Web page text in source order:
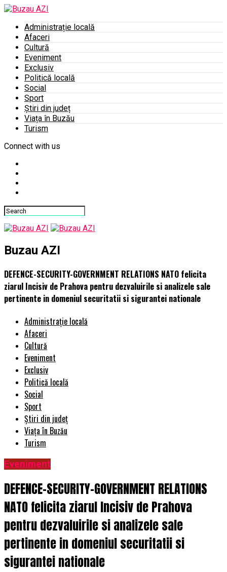
Administrație locală
Afaceri
Cultură
Eveniment
Exclusiv
Politică locală
Social
Sport
Știri din județ
Viața în Buzău
Turism
Connect with us
Buzau AZI
DEFENCE-SECURITY-GOVERNMENT RELATIONS NATO felicita
ziarul Incisiv de Prahova pentru dezvaluirile si analizele sale
pertinente in domeniul securitatii si sigurantei nationale
Administrație locală
Afaceri
Cultură
Eveniment
Exclusiv
Politică locală
Social
Sport
Știri din județ
Viața în Buzău
Turism
Eveniment
DEFENCE-SECURITY-GOVERNMENT RELATIONS
NATO felicita ziarul Incisiv de Prahova
pentru dezvaluirile si analizele sale
pertinente in domeniul securitatii si
sigurantei nationale